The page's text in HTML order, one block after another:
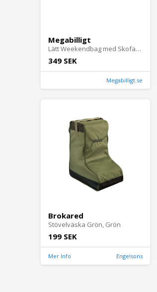
Megabilligt
Lätt Weekendbag med Skofack Träningsväska Svart
349 SEK
Megabilligt.se
Brokared
Stövelväska Grön, Grön
199 SEK
Mer Info Engelsons